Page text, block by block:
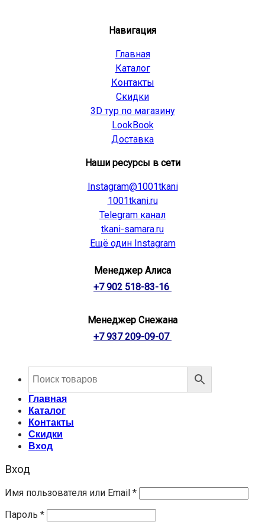
Навигация
Главная
Каталог
Контакты
Скидки
3D тур по магазину
LookBook
Доставка
Наши ресурсы в сети
Instagram@1001tkani
1001tkani.ru
Telegram канал
tkani-samara.ru
Ещё один Instagram
Менеджер Алиса
+7 902 518-83-16
Менеджер Снежана
+7 937 209-09-07
Главная
Каталог
Контакты
Скидки
Вход
Вход
Имя пользователя или Email *
Пароль *